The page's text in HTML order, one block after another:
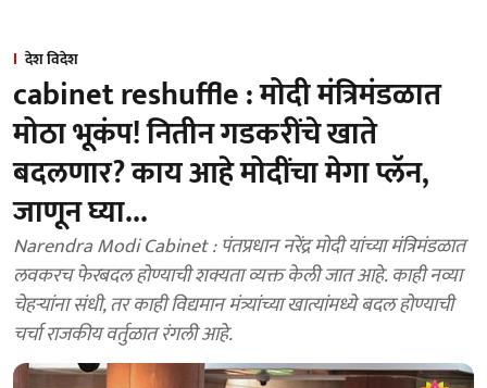
देश विदेश
cabinet reshuffle : मोदी मंत्रिमंडळात
मोठा भूकंप! नितीन गडकरींचे खाते
बदलणार? काय आहे मोदींचा मेगा प्लॅन,
जाणून घ्या...
Narendra Modi Cabinet : पंतप्रधान नरेंद्र मोदी यांच्या मंत्रिमंडळात
लवकरच फेरबदल होण्याची शक्यता व्यक्त केली जात आहे. काही नव्या
चेहऱ्यांना संधी, तर काही विद्यमान मंत्र्यांच्या खात्यांमध्ये बदल होण्याची
चर्चा राजकीय वर्तुळात रंगली आहे.